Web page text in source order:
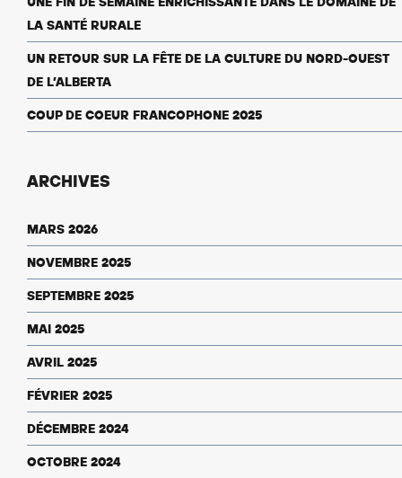
LA SANTÉ RURALE
UN RETOUR SUR LA FÊTE DE LA CULTURE DU NORD-OUEST
DE L’ALBERTA
COUP DE COEUR FRANCOPHONE 2025
ARCHIVES
MARS 2026
NOVEMBRE 2025
SEPTEMBRE 2025
MAI 2025
AVRIL 2025
FÉVRIER 2025
DÉCEMBRE 2024
OCTOBRE 2024